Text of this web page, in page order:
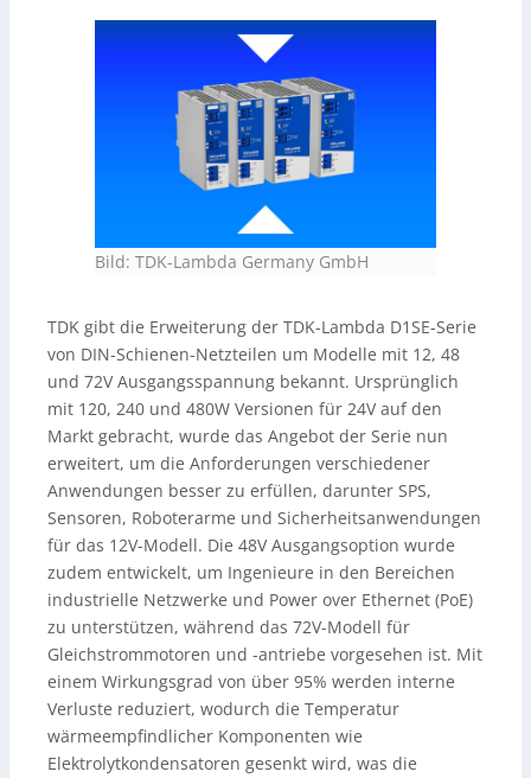
Eingangsspannungsbereich (85–264 V AC bzw. 93–300 V
DC) und sind nach internationalen Sicherheitsnormen
zertifiziert – für flexiblen Betrieb an AC, DC-Bus oder
Bild: TDK-Lambda Germany GmbH
TDK gibt die Erweiterung der TDK-Lambda D1SE-Serie
von DIN-Schienen-Netzteilen um Modelle mit 12, 48
und 72V Ausgangsspannung bekannt. Ursprünglich
mit 120, 240 und 480W Versionen für 24V auf den
Markt gebracht, wurde das Angebot der Serie nun
erweitert, um die Anforderungen verschiedener
Anwendungen besser zu erfüllen, darunter SPS,
Sensoren, Roboterarme und Sicherheitsanwendungen
für das 12V-Modell. Die 48V Ausgangsoption wurde
zudem entwickelt, um Ingenieure in den Bereichen
industrielle Netzwerke und Power over Ethernet (PoE)
zu unterstützen, während das 72V-Modell für
Gleichstrommotoren und -antriebe vorgesehen ist. Mit
einem Wirkungsgrad von über 95% werden interne
Verluste reduziert, wodurch die Temperatur
wärmeempfindlicher Komponenten wie
Elektrolytkondensatoren gesenkt wird, was die